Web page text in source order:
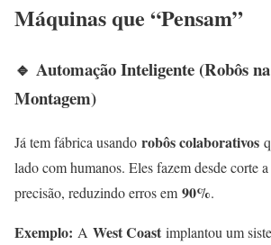
Máquinas que “Pensam”
🔹 Automação Inteligente (Robôs
Montagem)
Já tem fábrica usando robôs colaborativos
lado com humanos. Eles fazem desde corte
precisão, reduzindo erros em 90%.
Exemplo: A West Coast implantou um